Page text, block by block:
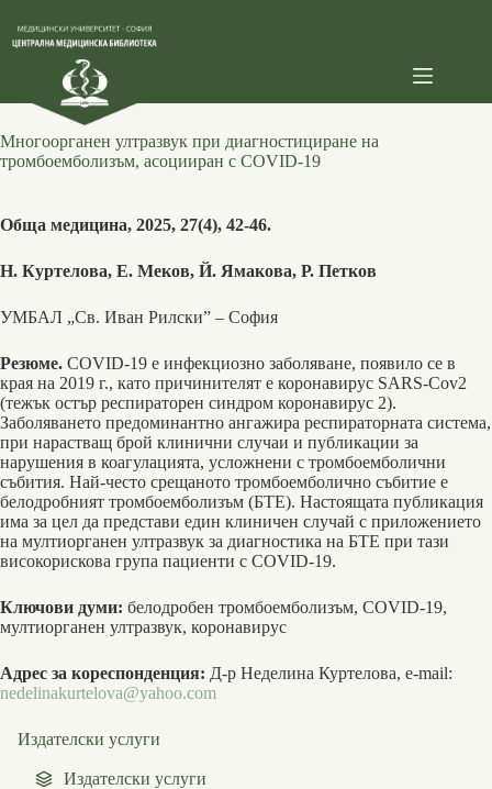
content
Многоорганен ултразвук при диагностициране на
тромбоемболизъм, асоцииран с COVID-19
Обща медицина, 2025, 27(4), 42-46.
Н. Куртелова, Е. Меков, Й. Ямакова, Р. Петков
УМБАЛ „Св. Иван Рилски” – София
Резюме. COVID-19 e инфекциозно заболяване, появило се в
края на 2019 г., като причинителят е коронавирус SARS-Cov2
(тежък остър респираторен синдром коронавирус 2).
Заболяването предоминантно ангажира респираторната система,
при нарастващ брой клинични случаи и публикации за
нарушения в коагулацията, усложнени с тромбоемболични
събития. Най-често срещаното тромбоемболичнo събитие е
белодробният тромбоемболизъм (БТЕ). Настоящата публикация
има за цел да представи един клиничен случай с приложението
на мултиорганен ултразвук за диагностика на БТЕ при тази
високорискова група пациенти с COVID-19.
Ключови думи: белодробен тромбоемболизъм, COVID-19,
мултиорганен ултразвук, коронавирус
Адрес за кореспонденция: Д-р Неделина Куртелова, e-mail:
nedelinakurtelova@yahoo.com
Издателски услуги
Издателски услуги